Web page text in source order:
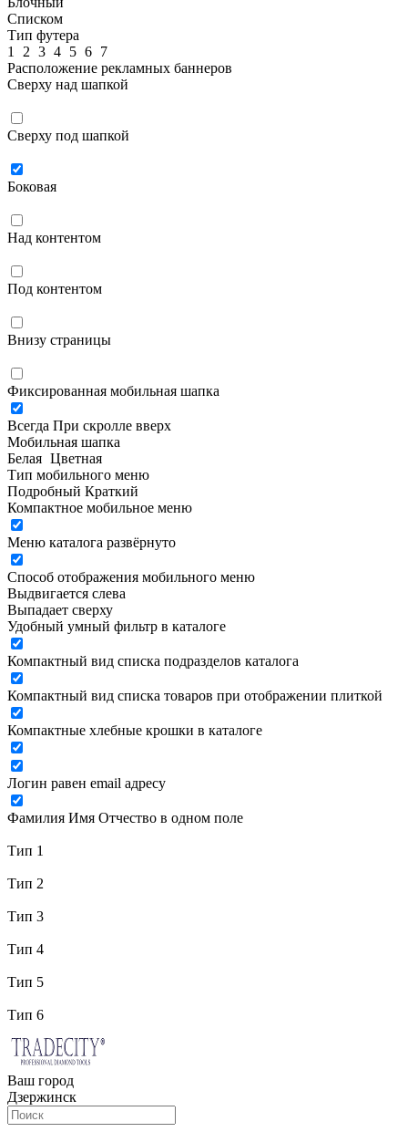
Списком
Тип футера
1
2 3 4 5 6 7
Расположение рекламных баннеров
Сверху над шапкой
Сверху под шапкой
Боковая
Над контентом
Под контентом
Внизу страницы
Фиксированная мобильная шапка
Всегда При скролле вверх
Мобильная шапка
Белая Цветная
Тип мобильного меню
Подробный Краткий
Компактное мобильное меню
Меню каталога развёрнуто
Способ отображения мобильного меню
Выдвигается слева
Выпадает сверху
Удобный умный фильтр в каталоге
Компактный вид списка подразделов каталога
Компактный вид списка товаров при отображении плиткой
Компактные хлебные крошки в каталоге
Логин равен email адресу
Фамилия Имя Отчество в одном поле
Тип 1
Тип 2
Тип 3
Тип 4
Тип 5
Тип 6
Ваш город
Дзержинск